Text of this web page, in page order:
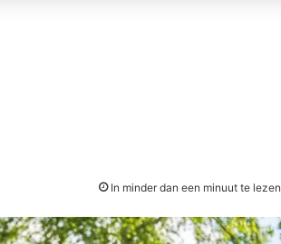
In minder dan een minuut te lezen